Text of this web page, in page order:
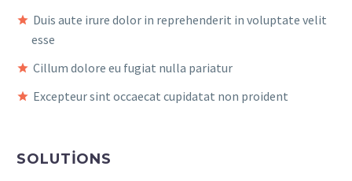
Duis aute irure dolor in reprehenderit in voluptate velit
esse
Cillum dolore eu fugiat nulla pariatur
Excepteur sint occaecat cupidatat non proident
SOLUTIONS